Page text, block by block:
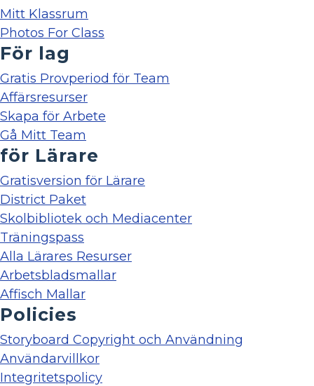
Mitt Klassrum
Photos For Class
För lag
Gratis Provperiod för Team
Affärsresurser
Skapa för Arbete
Gå Mitt Team
för Lärare
Gratisversion för Lärare
District Paket
Skolbibliotek och Mediacenter
Träningspass
Alla Lärares Resurser
Arbetsbladsmallar
Affisch Mallar
Policies
Storyboard Copyright och Användning
Användarvillkor
Integritetspolicy